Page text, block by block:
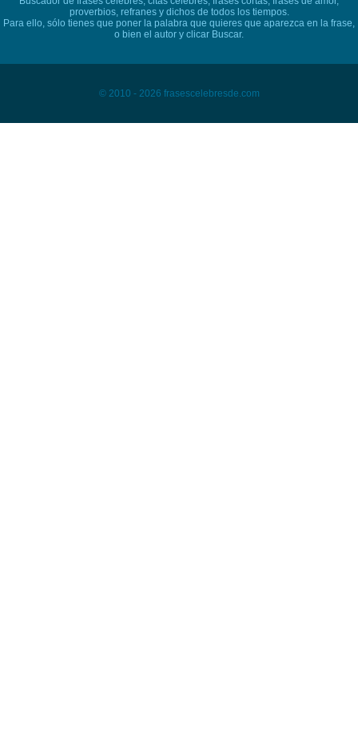
proverbios, refranes y dichos de todos los tiempos.
Para ello, sólo tienes que poner la palabra que quieres que aparezca en la frase,
o bien el autor y clicar Buscar.
© 2010 - 2026 frasescelebresde.com